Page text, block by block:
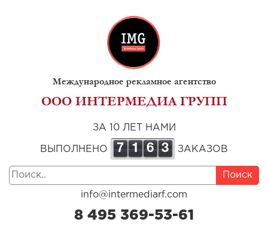
Международное рекламное агентство
ООО ИНТЕРМЕДИА ГРУПП
ЗА 10 ЛЕТ НАМИ
ВЫПОЛНЕНО 7 1 6 3 ЗАКАЗОВ
Поиск
info@intermediarf.com
8 495 369-53-61